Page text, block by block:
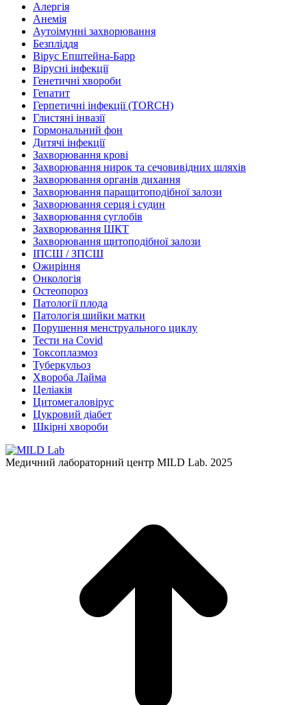
Алергія
Анемія
Аутоімунні захворювання
Безпліддя
Вірус Епштейна-Барр
Вірусні інфекції
Генетичні хвороби
Гепатит
Герпетичні інфекції (TORCH)
Глистяні інвазії
Гормональний фон
Дитячі інфекції
Захворювання крові
Захворювання нирок та сечовивідних шляхів
Захворювання органів дихання
Захворювання паращитоподібної залози
Захворювання серця і судин
Захворювання суглобів
Захворювання ШКТ
Захворювання щитоподібної залози
ІПСШ / ЗПСШ
Ожиріння
Онкологія
Остеопороз
Патології плода
Патологія шийки матки
Порушення менструального циклу
Тести на Covid
Токсоплазмоз
Туберкульоз
Хвороба Лайма
Целіакія
Цитомегаловірус
Цукровий діабет
Шкірні хвороби
Медичний лабораторний центр MILD Lab. 2025